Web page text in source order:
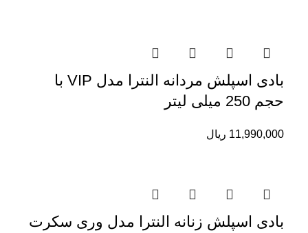
بادی اسپلش مردانه النترا مدل VIP با
حجم 250 میلی لیتر
11,990,000 ریال
بادی اسپلش زنانه النترا مدل وری سکرت